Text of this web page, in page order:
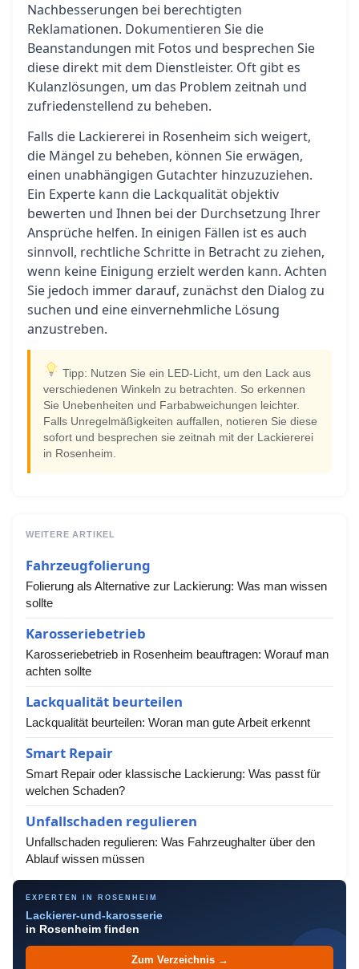
Nachbesserungen bei berechtigten
Reklamationen. Dokumentieren Sie die
Beanstandungen mit Fotos und besprechen Sie
diese direkt mit dem Dienstleister. Oft gibt es
Kulanzlösungen, um das Problem zeitnah und
zufriedenstellend zu beheben.
Falls die Lackiererei in Rosenheim sich weigert,
die Mängel zu beheben, können Sie erwägen,
einen unabhängigen Gutachter hinzuzuziehen.
Ein Experte kann die Lackqualität objektiv
bewerten und Ihnen bei der Durchsetzung Ihrer
Ansprüche helfen. In einigen Fällen ist es auch
sinnvoll, rechtliche Schritte in Betracht zu ziehen,
wenn keine Einigung erzielt werden kann. Achten
Sie jedoch immer darauf, zunächst den Dialog zu
suchen und eine einvernehmliche Lösung
anzustreben.
Tipp: Nutzen Sie ein LED-Licht, um den Lack aus
verschiedenen Winkeln zu betrachten. So erkennen
Sie Unebenheiten und Farbabweichungen leichter.
Falls Unregelmäßigkeiten auffallen, notieren Sie diese
sofort und besprechen sie zeitnah mit der Lackiererei
in Rosenheim.
WEITERE ARTIKEL
Fahrzeugfolierung
Folierung als Alternative zur Lackierung: Was man wissen
sollte
Karosseriebetrieb
Karosseriebetrieb in Rosenheim beauftragen: Worauf man
achten sollte
Lackqualität beurteilen
Lackqualität beurteilen: Woran man gute Arbeit erkennt
Smart Repair
Smart Repair oder klassische Lackierung: Was passt für
welchen Schaden?
Unfallschaden regulieren
Unfallschaden regulieren: Was Fahrzeughalter über den
Ablauf wissen müssen
EXPERTEN IN ROSENHEIM
Lackierer-und-karosserie
in Rosenheim finden
Zum Verzeichnis →